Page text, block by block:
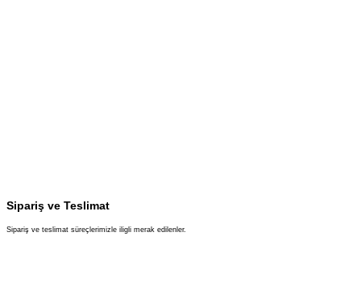
Sipariş ve Teslimat
Sipariş ve teslimat süreçlerimizle iligli merak edilenler.